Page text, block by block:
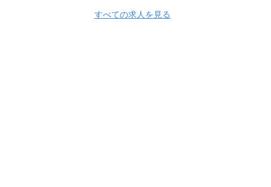
すべての求人を見る